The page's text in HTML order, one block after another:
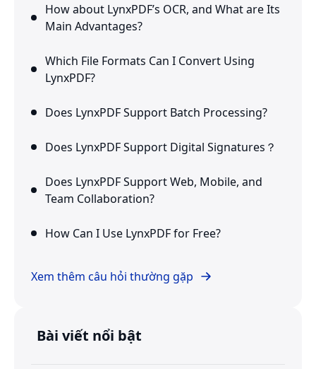
How about LynxPDF’s OCR, and What are Its
Main Advantages?
Which File Formats Can I Convert Using
LynxPDF?
Does LynxPDF Support Batch Processing?
Does LynxPDF Support Digital Signatures？
Does LynxPDF Support Web, Mobile, and
Team Collaboration?
How Can I Use LynxPDF for Free?
Xem thêm câu hỏi thường gặp
Bài viết nổi bật